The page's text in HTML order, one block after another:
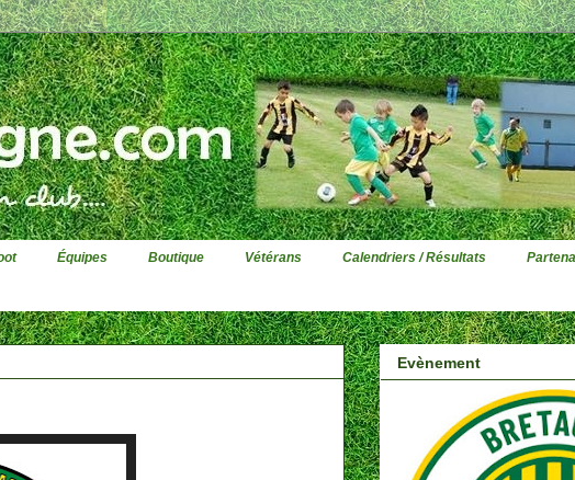
Équipes Boutique Vétérans Calendriers / Résultats
Evènement